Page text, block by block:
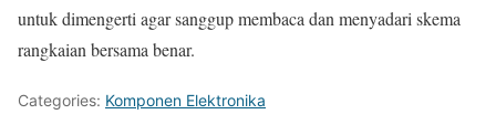
untuk dimengerti agar sanggup membaca dan menyadari skema
rangkaian bersama benar.
Categories: Komponen Elektronika